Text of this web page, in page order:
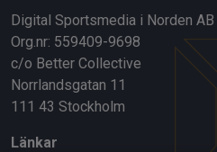
Digital Sportsmedia i Norden AB
Org.nr: 559409-9698
c/o Better Collective
Norrlandsgatan 11
111 43 Stockholm
Länkar